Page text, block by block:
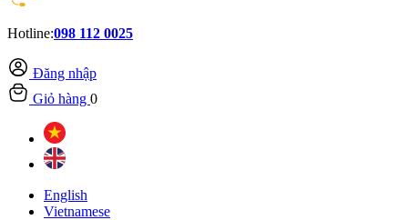
Hotline:098 112 0025
Đăng nhập
Giỏ hàng 0
English
Vietnamese